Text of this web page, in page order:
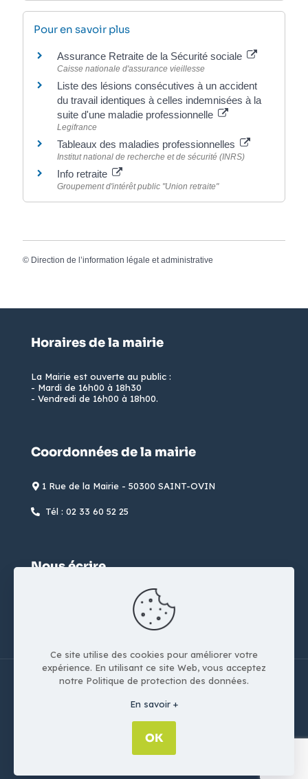
Pour en savoir plus
Assurance Retraite de la Sécurité sociale
Caisse nationale d'assurance vieillesse
Liste des lésions consécutives à un accident
du travail identiques à celles indemnisées à la
suite d'une maladie professionnelle
Legifrance
Tableaux des maladies professionnelles
Institut national de recherche et de sécurité (INRS)
Info retraite
Groupement d'intérêt public "Union retraite"
© Direction de l’information légale et administrative
Horaires de la mairie
La Mairie est ouverte au public :
- Mardi de 16h00 à 18h30
- Vendredi de 16h00 à 18h00.
Coordonnées de la mairie
1 Rue de la Mairie - 50300 SAINT-OVIN
Tél : 02 33 60 52 25
Nous écrire
formulaire de contact
confidentialité
Ce site utilise des cookies pour améliorer votre
expérience. En utilisant ce site Web, vous acceptez
notre Politique de protection des données.
En savoir +
OK